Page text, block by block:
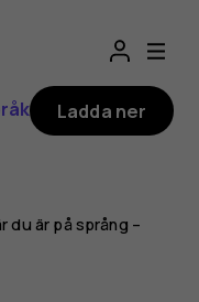
Ladda ner
du är på språng –